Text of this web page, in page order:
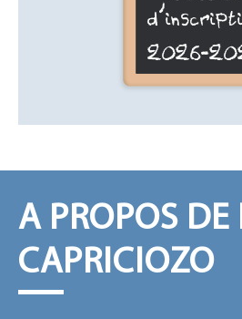
2026-
A PROPOS DE
CAPRICIOZO